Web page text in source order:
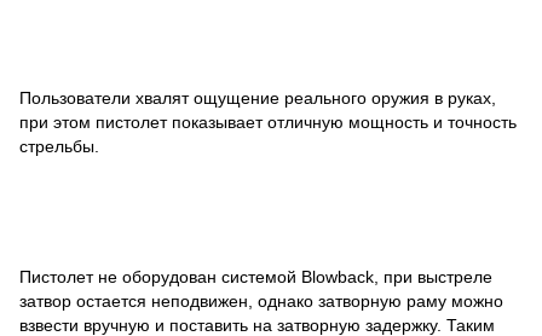
Пользователи хвалят ощущение реального оружия в руках,
при этом пистолет показывает отличную мощность и точность
стрельбы.
Пистолет не оборудован системой Blowback, при выстреле
затвор остается неподвижен, однако затворную раму можно
взвести вручную и поставить на затворную задержку. Таким